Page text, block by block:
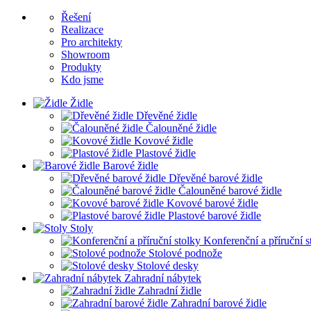
Řešení
Realizace
Pro architekty
Showroom
Produkty
Kdo jsme
Židle
Dřevěné židle
Čalouněné židle
Kovové židle
Plastové židle
Barové židle
Dřevěné barové židle
Čalouněné barové židle
Kovové barové židle
Plastové barové židle
Stoly
Konferenční a příruční
Stolové podnože
Stolové desky
Zahradní nábytek
Zahradní židle
Zahradní barové židle